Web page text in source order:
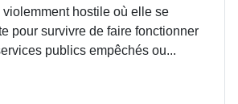
violemment hostile où elle se
pour survivre de faire fonctionner
publics empêchés ou...